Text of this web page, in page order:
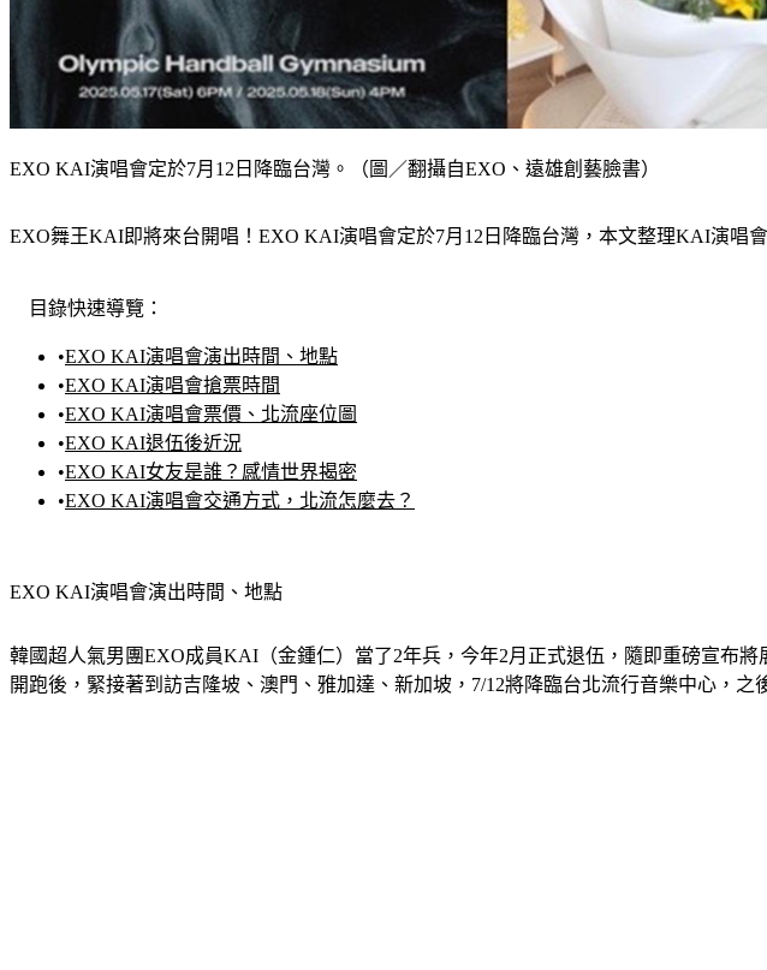
EXO KAI演唱會定於7月12日降臨台灣。（圖／翻攝自EXO、遠雄創藝臉書）
EXO舞王KAI即將來台開唱！EXO KAI演唱會定於7月12日降臨台灣，本文整理KAI演唱
目錄快速導覽：
•EXO KAI演唱會演出時間、地點
•EXO KAI演唱會搶票時間
•EXO KAI演唱會票價、北流座位圖
•EXO KAI退伍後近況
•EXO KAI女友是誰？感情世界揭密
•EXO KAI演唱會交通方式，北流怎麼去？
EXO KAI演唱會演出時間、地點
韓國超人氣男團EXO成員KAI（金鍾仁）當了2年兵，今年2月正式退伍，隨即重磅宣布
開跑後，緊接著到訪吉隆坡、澳門、雅加達、新加坡，7/12將降臨台北流行音樂中心，之